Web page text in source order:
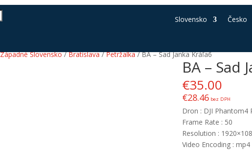
Slovensko Česko
Západné Slovensko/Bratislava/Petržalka/ BA – Sad Janka Kráľa6
BA – Sad
€35.00
€28.46 bez DPH
Dron : DJI Phantom4
Frame Rate : 50
Resolution :
Video Encoding : mp4